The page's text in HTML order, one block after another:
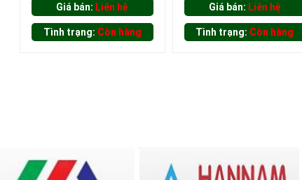
Giá bán: Liên hệ
Tình trạng: Còn hàng
Giá bán: Liên hệ
Tình trạng: Còn hàng